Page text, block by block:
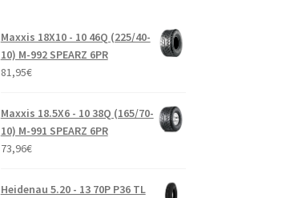
Maxxis 18X10 - 10 46Q (225/40-
10) M-992 SPEARZ 6PR
81,95€
Maxxis 18.5X6 - 10 38Q (165/70-
10) M-991 SPEARZ 6PR
73,96€
Heidenau 5.20 - 13 70P P36 TL